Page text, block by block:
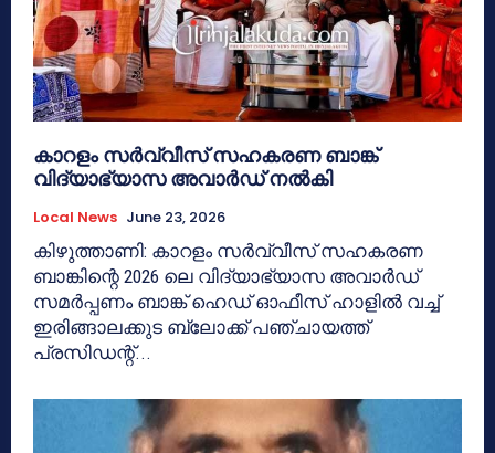
കാറളം സർവ്വീസ് സഹകരണ ബാങ്ക്
വിദ്യാഭ്യാസ അവാർഡ് നൽകി
Local News June 23, 2026
കിഴുത്താണി: കാറളം സർവ്വീസ് സഹകരണ
ബാങ്കിന്റെ 2026 ലെ വിദ്യാഭ്യാസ അവാർഡ്
സമർപ്പണം ബാങ്ക് ഹെഡ് ഓഫീസ് ഹാളിൽ വച്ച്
ഇരിങ്ങാലക്കുട ബ്ലോക്ക് പഞ്ചായത്ത്
പ്രസിഡന്റ്...